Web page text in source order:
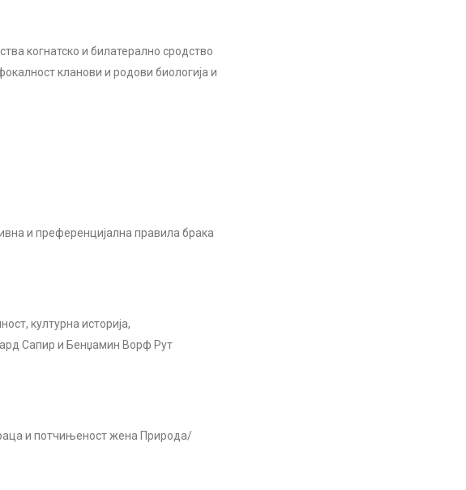
когнатско и билатерално сродство
кланови и родови биологија и
и преференцијална правила брака
културна историја,
Сапир и Бенџамин Ворф Рут
и потчињеност жена Природа/